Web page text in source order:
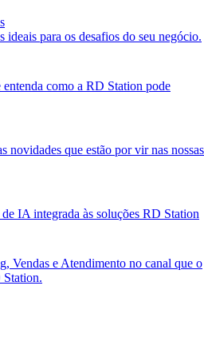
ideais para os desafios do seu negócio.
como a RD Station pode
novidades que estão por vir nas nossas
IA integrada às soluções RD Station
Vendas e Atendimento no canal que o
Station.